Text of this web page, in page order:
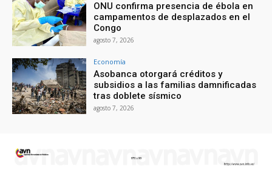
ONU confirma presencia de ébola en
campamentos de desplazados en el
Congo
agosto 7, 2026
Economía
Asobanca otorgará créditos y
subsidios a las familias damnificadas
tras doblete sísmico
agosto 7, 2026